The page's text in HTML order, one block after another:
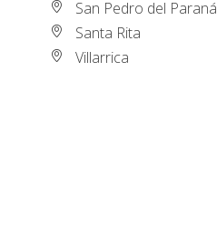
San Pedro del Paraná
Santa Rita
Villarrica